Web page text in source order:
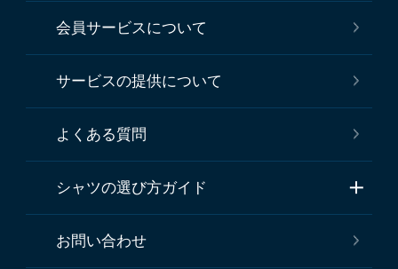
会員サービスについて
サービスの提供について
よくある質問
シャツの選び方ガイド
お問い合わせ